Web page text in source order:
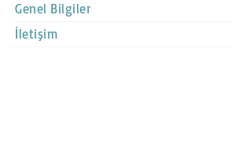
Genel Bilgiler
İletişim